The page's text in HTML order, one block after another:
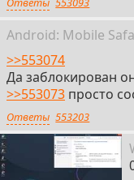
Android: Mobile
>>553074
Да заблокирован
>>553073 просто
Ответы 553203